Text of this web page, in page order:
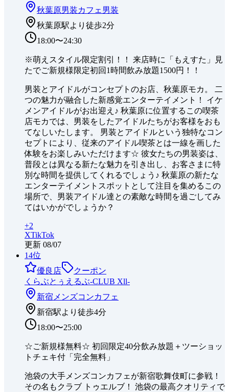
秋葉原男装カフェ 男装
秋葉原駅より徒歩2分
18:00〜24:30
※萌えスタイル限定割引！！ 来店時に「もえすた」見
たでご新規様限定初回1時間飲み放題1500円！！
男装とアイドルがコンセプトのお店、秋葉原モカ。 二
つの魅力が融合した新感覚エンターテイメント！ イケ
メンアイドルがお出迎え♪ 秋葉原に位置するこの喫茶
店モカでは、男装をしたアイドルたちがお客様をおも
てなしいたします。 男装とアイドルという独特なコン
セプトにより、従来のアイドル喫茶とは一線を画した
体験をお楽しみいただけます☆ 彼女たちの男装姿は、
普段とは異なる新たな魅力を引き出し、お客さまに特
別な時間を提供してくれるでしょう♪ 秋葉原の新たな
エンターテイメントスポットとして注目を集めるこの
場所で、男装アイドル達との素敵な時間を過ごしてみ
てはいかがでしょうか？
+2
XTikTok
更新 08/07
14位
優良店
クーポン
くらぶとぅえるぶ-CLUB Xll-
新宿 メンズコンカフェ
新宿駅より徒歩4分
18:00〜25:00
☆ご新規様無料☆ 初回限定40分飲み放題＋ツーショッ
トチェキ付「完全無料」
池袋の大手メンズコンカフェが新宿歌舞伎町に参戦！
その名もクラブ トゥエルブ！ 池袋の最高クオリティで